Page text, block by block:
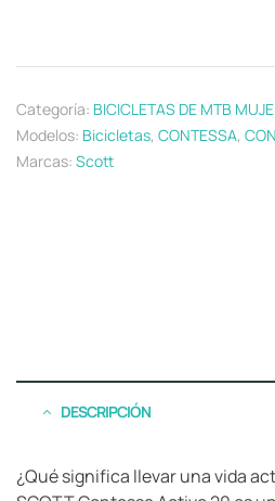
Categoría: BICICLETAS DE MTB
Modelos: Bicicletas, CONTESSA,
Marcas: Scott
DESCRIPCIÓN
¿Qué significa llevar una vida